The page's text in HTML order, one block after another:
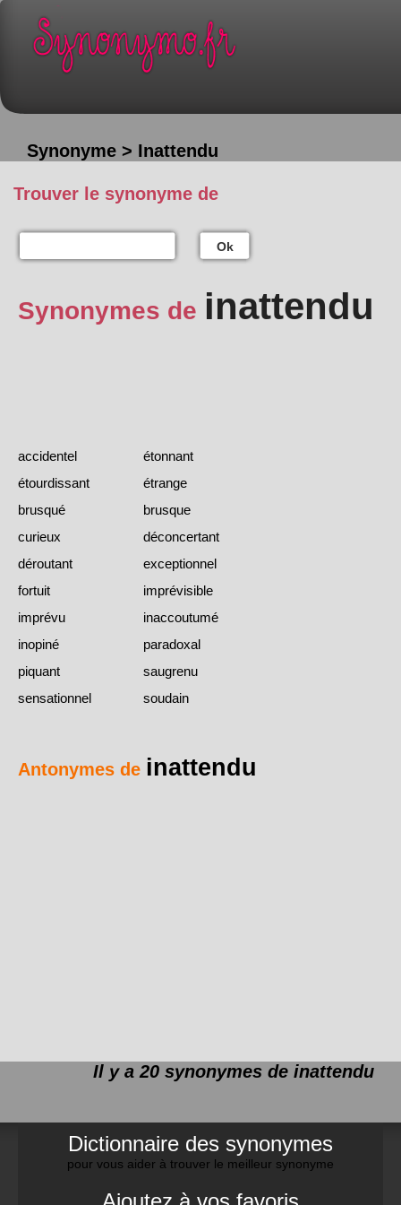
Synonyme > Inattendu
Trouver le synonyme de
Ok
Synonymes de inattendu
accidentel
étonnant
étourdissant
étrange
brusqué
brusque
curieux
déconcertant
déroutant
exceptionnel
fortuit
imprévisible
imprévu
inaccoutumé
inopiné
paradoxal
piquant
saugrenu
sensationnel
soudain
Antonymes de inattendu
Il y a 20 synonymes de inattendu
Dictionnaire des synonymes
pour vous aider à trouver le meilleur synonyme